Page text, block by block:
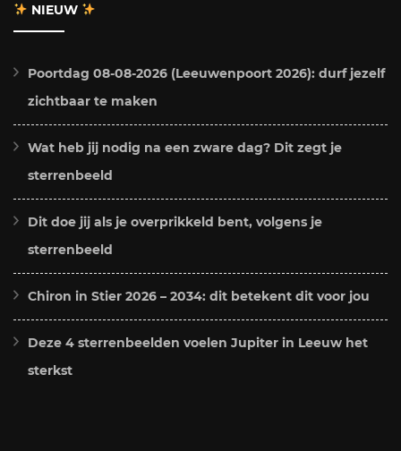
NIEUW
Poortdag 08-08-2026 (Leeuwenpoort 2026): durf jezelf
zichtbaar te maken
Wat heb jij nodig na een zware dag? Dit zegt je
sterrenbeeld
Dit doe jij als je overprikkeld bent, volgens je
sterrenbeeld
Chiron in Stier 2026 – 2034: dit betekent dit voor jou
Deze 4 sterrenbeelden voelen Jupiter in Leeuw het
sterkst